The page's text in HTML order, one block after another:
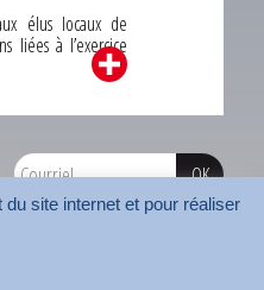
élus locaux de
liées à l’exercice
site internet et pour réaliser